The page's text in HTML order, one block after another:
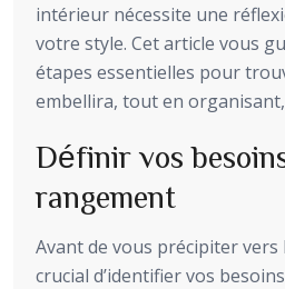
intérieur nécessite une
votre style. Cet article vous
étapes essentielles pour
embellira, tout en
Définir vos
rangement
Avant de vous précipiter vers
crucial d’identifier vos